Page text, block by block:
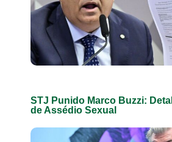
STJ Punido Marco Buzzi:
de Assédio Sexual